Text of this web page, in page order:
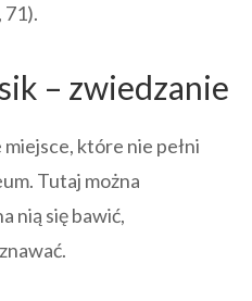
71).
– zwiedzanie
które nie pełni
Tutaj można
nią się bawić,